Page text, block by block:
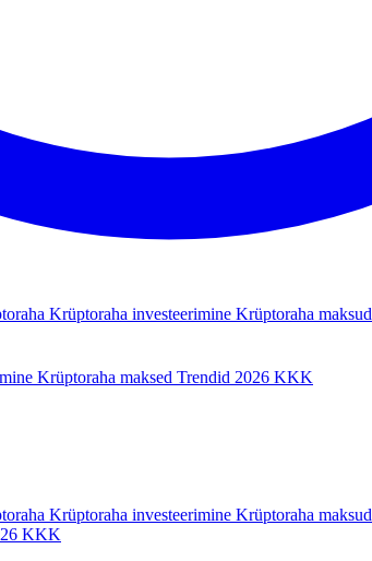
Krüptoraha investeerimine Krüptoraha maksud
Krüptoraha maksed Trendid 2026 KKK
Krüptoraha investeerimine Krüptoraha maksud
KKK